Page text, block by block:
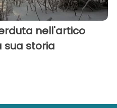
nell'artico
sua storia